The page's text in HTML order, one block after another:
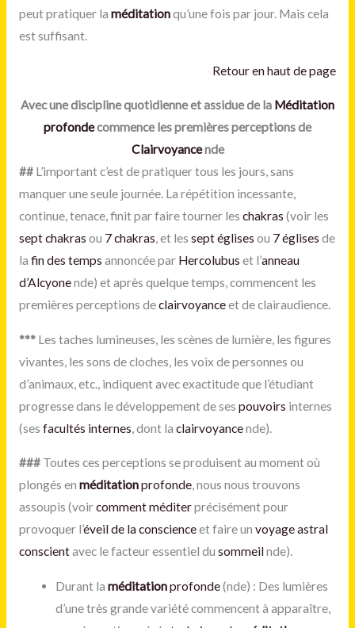
peut pratiquer la méditationqu’une fois par jour. Mais cela
est suffisant.
Retour en haut de page
Avec une discipline quotidienne et assidue de la Méditation
profondecommence les premières perceptions de
Clairvoyancende
##L’important c’est de pratiquer tous les jours, sans
manquer une seule journée. La répétition incessante,
continue, tenace, finit par faire tourner les chakras (voir les
sept chakras ou 7 chakras, et les sept églises ou 7 églises de
la fin des temps annoncée par Hercolubus et l’anneau
d’Alcyonende) et après quelque temps, commencent les
premières perceptions declairvoyanceet de clairaudience.
***Les taches lumineuses, les scènes de lumière, les figures
vivantes, les sons de cloches, les voix de personnes ou
d’animaux, etc., indiquent avec exactitude que l’étudiant
progresse dans le développement de ses pouvoirs internes
(ses facultés internes , dont la clairvoyancende).
###Toutes ces perceptions se produisent au moment où
plongés en méditationprofonde, nous nous trouvons
assoupis (voircomment méditerprécisément pour
provoquer l’éveil de la conscienceet faire un voyage astral
conscientavec le facteur essentiel du sommeilnde).
Durant laméditationprofonde(nde) : Des lumières
d’une très grande variété commencent à apparaître,